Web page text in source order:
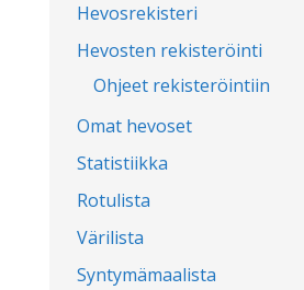
Hevosrekisteri
Hevosten rekisteröinti
Ohjeet rekisteröintiin
Omat hevoset
Statistiikka
Rotulista
Värilista
Syntymämaalista